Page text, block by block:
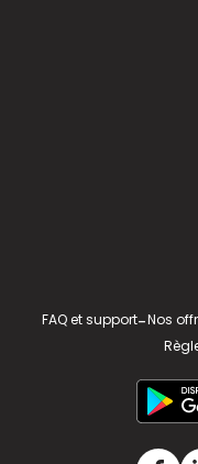
FAQ et support-Nos